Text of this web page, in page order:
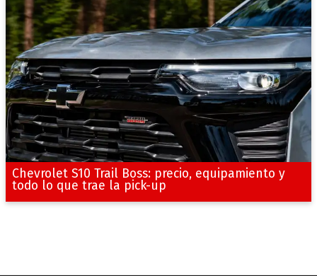
Chevrolet S10 Trail Boss: precio, equipamiento y
todo lo que trae la pick-up